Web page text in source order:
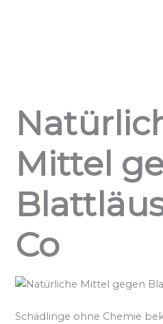
Mittel
Co
Schädlinge ohne Chemie